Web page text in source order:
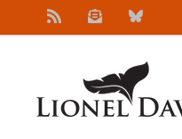
au
NewsletterBluesky